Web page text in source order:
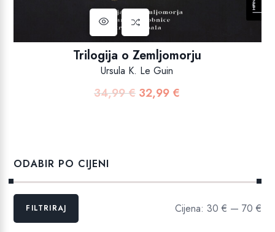
Trilogija o Zemljomorju
Ursula K. Le Guin
34,99€ Izvorna
32,99 €
ODABIR PO CIJENI
Min
MaksFILTRIRAJ Cijena: 30 € — 70 €